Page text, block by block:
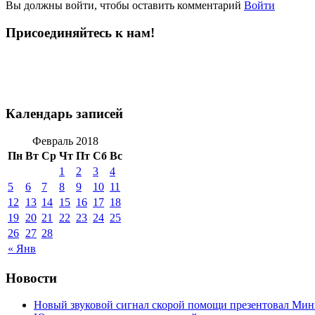
Вы должны войти, чтобы оставить комментарий Войти
Присоединяйтесь к нам!
Календарь записей
Февраль 2018
Пн Вт Ср Чт Пт Сб Вс
« Янв
1 2 3
4
5
6 7 8 9 10 11
12
13 14 15 16 17 18
19 20 21 22 23 24 25
26 27 28
Новости
Новый звуковой сигнал скорой помощи презентовал